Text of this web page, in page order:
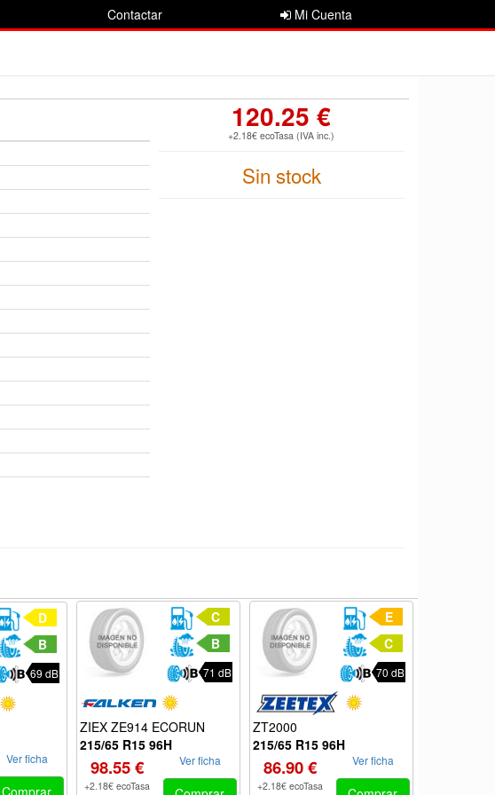
Contactar Mi Cuenta
120.25 €
+2.18€ ecoTasa (IVA inc.)
Sin stock
D
B
69 dB
Ver ficha
C
B
71 dB
ZIEX ZE914 ECORUN
215/65 R15 96H
98.55 €
+2.18€ ecoTasa
Ver ficha
E
C
70 dB
ZT2000
215/65 R15 96H
86.90 €
+2.18€ ecoTasa
Ver ficha